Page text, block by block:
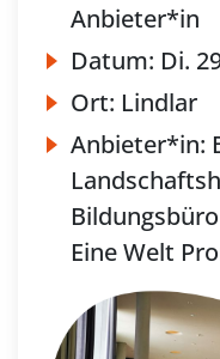
Anbieter*in
Datum: Di.
Ort: Lindlar
Anbieter*in:
Eine Welt